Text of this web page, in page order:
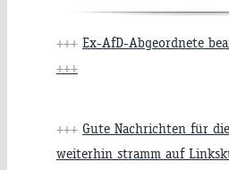
+++ Ex-AfD-Abgeordnete
+++
+++ Gute Nachrichten für
weiterhin stramm auf